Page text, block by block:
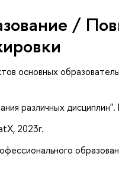
/
основных
различных
2023г.